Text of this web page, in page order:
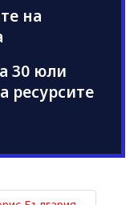
на
30 юли
ресурсите